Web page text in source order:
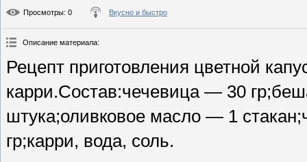
Просмотры: 0 Вкусно и быстро
Описание материала:
Рецепт приготовления цветной
карри.Состав:чечевица — 30
штука;оливковое масло — 1
гр;карри, вода, соль.